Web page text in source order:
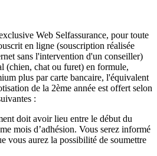
Web Selfassurance, pour toute
en ligne (souscription réalisée
sans l'intervention d'un conseiller)
(chien, chat ou furet) en formule,
plus par carte bancaire, l'équivalent
de la 2ème année est offert selon
:
doit avoir lieu entre le début du
mois d’adhésion. Vous serez informé
vous aurez la possibilité de soumettre